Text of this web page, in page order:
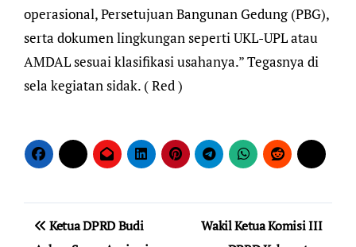
operasional, Persetujuan Bangunan Gedung (PBG),
serta dokumen lingkungan seperti UKL-UPL atau
AMDAL sesuai klasifikasi usahanya.” Tegasnya di
sela kegiatan sidak. ( Red )
Navigasi
Ketua DPRD Budi
Wakil Ketua Komisi III